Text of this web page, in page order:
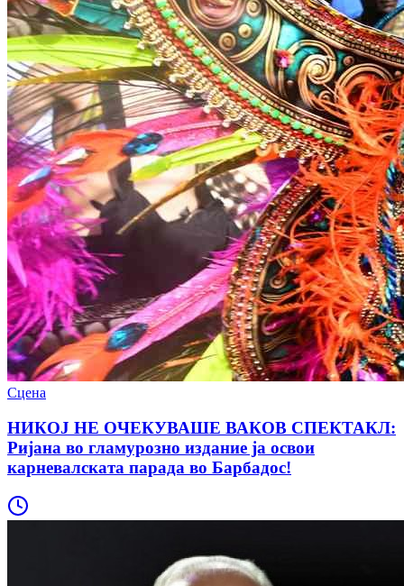
Сцена
НИКОЈ НЕ ОЧЕКУВАШЕ ВАКОВ СПЕКТАКЛ:
Ријана во гламурозно издание ја освои
карневалската парада во Барбадос!